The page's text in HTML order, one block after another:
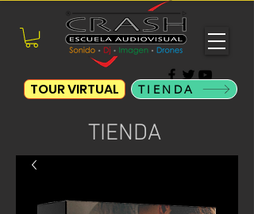
TIENDA
TOUR VIRTUAL
TIENDA